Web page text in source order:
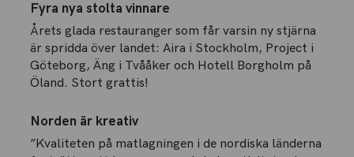
Fyra nya stolta vinnare
Årets glada restauranger som får varsin ny stjärna
är spridda över landet: Aira i Stockholm, Project i
Göteborg, Äng i Tvååker och Hotell Borgholm på
Öland. Stort grattis!
Norden är kreativ
”Kvaliteten på matlagningen i de nordiska länderna